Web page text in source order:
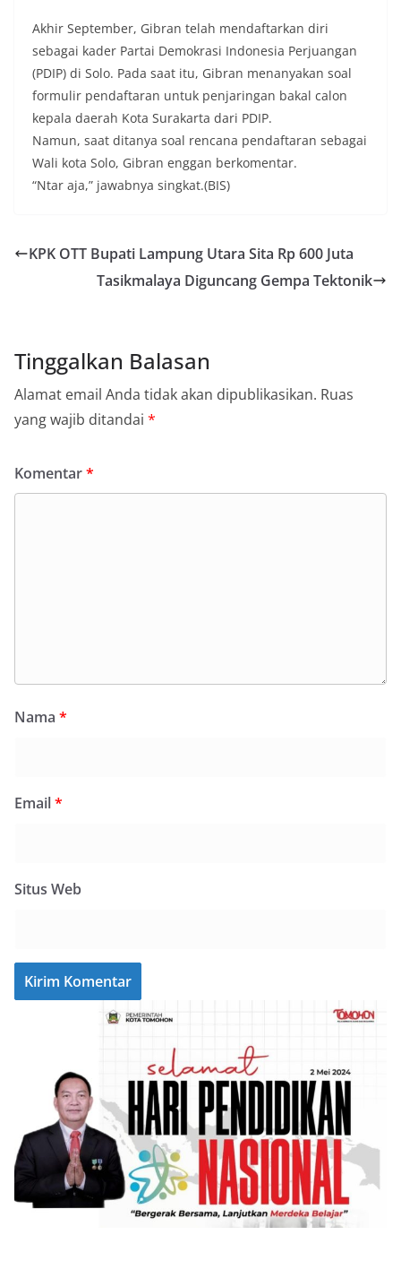
Akhir September, Gibran telah mendaftarkan diri
sebagai kader Partai Demokrasi Indonesia Perjuangan
(PDIP) di Solo. Pada saat itu, Gibran menanyakan soal
formulir pendaftaran untuk penjaringan bakal calon
kepala daerah Kota Surakarta dari PDIP.
Namun, saat ditanya soal rencana pendaftaran sebagai
Wali kota Solo, Gibran enggan berkomentar.
“Ntar aja,” jawabnya singkat.(BIS)
KPK OTT Bupati Lampung Utara Sita Rp 600 Juta
Tasikmalaya Diguncang Gempa Tektonik
Tinggalkan Balasan
Alamat email Anda tidak akan dipublikasikan. Ruas
yang wajib ditandai *
Komentar*
Nama *
Email*
Situs Web